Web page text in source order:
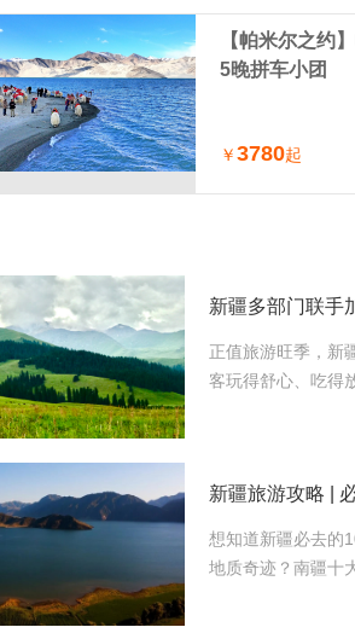
【帕米尔之约
5晚拼车小团
￥3780起
新疆多部门联手
正值旅游旺季，新
客玩得舒心、吃得
想知道新疆必去的
地质奇迹？南疆十